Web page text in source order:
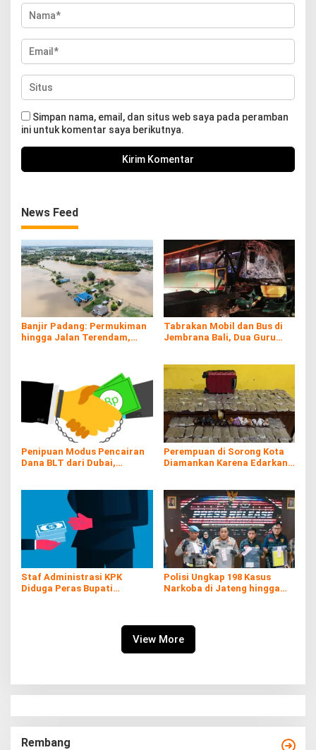
Simpan nama, email, dan situs web saya pada peramban
ini untuk komentar saya berikutnya.
News Feed
Banjir Padang: Permukiman
hingga Jalan Terendam,
Tabrakan Mobil dan Bus di
Jembrana Bali, Dua Guru
Penipuan Modus Pencairan
Dana BLT dari Dubai,
Perempuan di Sorong Kota
Diamankan Karena Edarkan
Staf Administrasi KPK
Diduga Peras Bupati
Polisi Ungkap 198 Kasus
Narkoba di Jateng hingga
View More
Rembang